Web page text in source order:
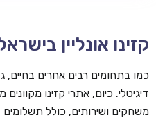
קזינו אונליין
כמו בתחומים רבים אחרים
דיגיטלי. כיום, אתרי קזינו
משחקים ושירותים, כולל תשלומים